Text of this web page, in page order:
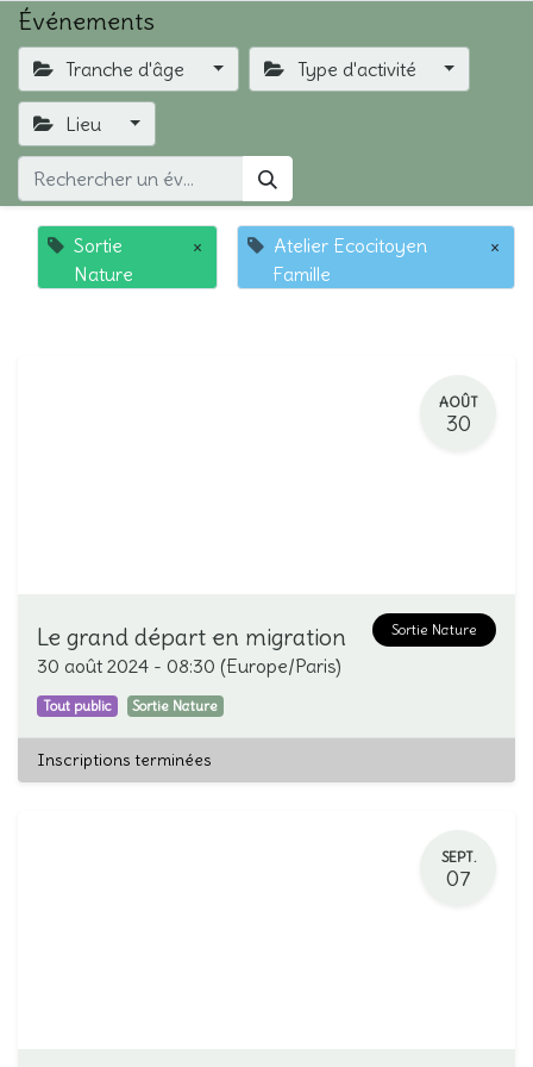
Événements
Tranche d'âge Type d'activité
Lieu
Sortie
Nature
×
Atelier Ecocitoyen
Famille
×
AOÛT
30
Sortie Nature
Le grand départ en migration
30 août 2024 - 08:30 (Europe/Paris)
Tout public Sortie Nature
Inscriptions terminées
SEPT.
07